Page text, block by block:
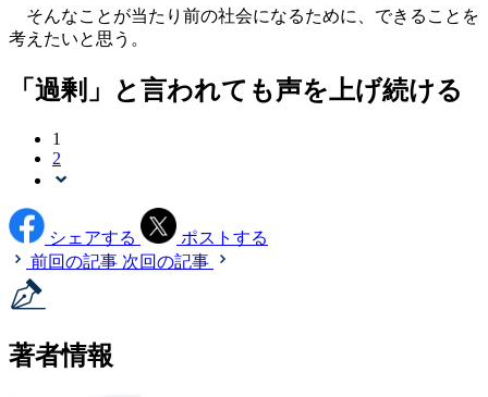
そんなことが当たり前の社会になるために、できることを
考えたいと思う。
「過剰」と言われても声を上げ続ける
1
2
シェアする
ポストする
前回の記事 次回の記事
著者情報